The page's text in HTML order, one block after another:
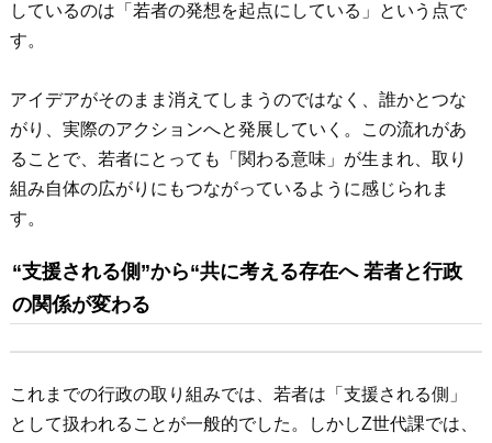
しているのは「若者の発想を起点にしている」という点で
す。
アイデアがそのまま消えてしまうのではなく、誰かとつな
がり、実際のアクションへと発展していく。この流れがあ
ることで、若者にとっても「関わる意味」が生まれ、取り
組み自体の広がりにもつながっているように感じられま
す。
“支援される側”から“共に考える存在へ 若者と行政
の関係が変わる
これまでの行政の取り組みでは、若者は「支援される側」
として扱われることが一般的でした。しかしZ世代課では、